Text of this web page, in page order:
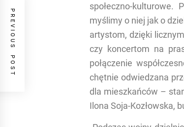
społeczno-kulturowe.
myślimy o niej jak o
artystom, dzięki
czy koncertom na
połączenie
chętnie odwiedzana
dla mieszkańców –
Ilona Soja-Kozłowska,
PREVIOUS POST